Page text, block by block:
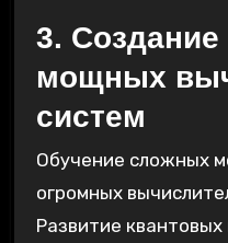
3. Создание
мощных
систем
Обучение сложных
огромных
Развитие